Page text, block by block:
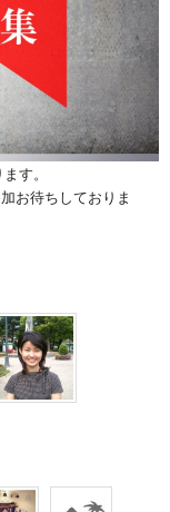
す。
お待ちしておりま